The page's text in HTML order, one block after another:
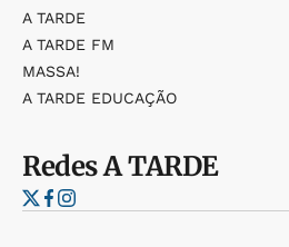
A TARDE
A TARDE FM
MASSA!
A TARDE EDUCAÇÃO
RedesA TARDE